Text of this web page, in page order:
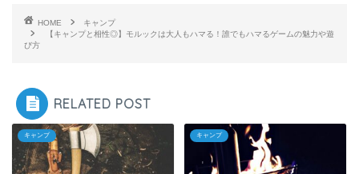
HOME
キャンプ
【キャンプと相性◎】モルックは大人もハマる！誰でもハマるゲームの魅力や遊
び方
RELATED POST
キャンプ キャンプ
ホーム
ガジェット選び